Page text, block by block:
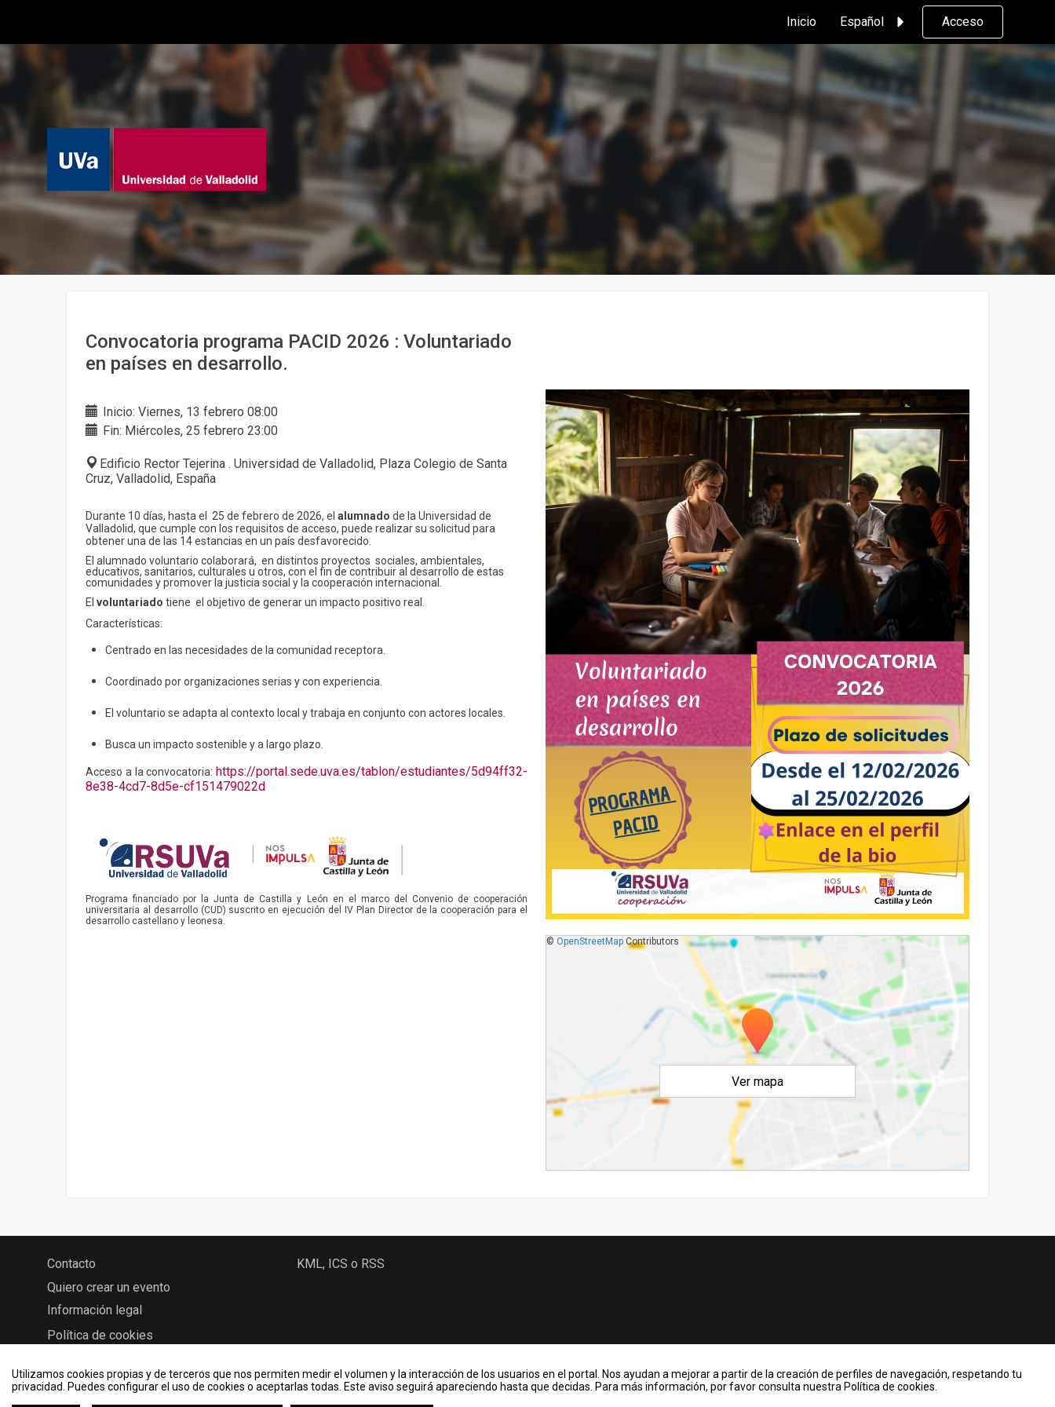
Utilizamos cookies propias y de terceros que nos permiten medir el volumen y la interacción de los usuarios en el portal. Nos ayudan a mejorar a partir de la creación de perfiles de navegación, respetando tu
privacidad. Puedes configurar el uso de cookies o aceptarlas todas. Este aviso seguirá apareciendo hasta que decidas. Para más información, por favor consulta nuestra Política de cookies.
Inicio Español Acceso
Convocatoria programa PACID 2026 : Voluntariado
en países en desarrollo.
Inicio: Viernes, 13 febrero 08:00
Fin: Miércoles, 25 febrero 23:00
Edificio Rector Tejerina . Universidad de Valladolid, Plaza Colegio de Santa
Cruz, Valladolid, España
Durante 10 días, hasta el 25 de febrero de 2026, el alumnado de la Universidad de
Valladolid, que cumple con los requisitos de acceso, puede realizar su solicitud para
obtener una de las 14 estancias en un país desfavorecido.
El alumnado voluntario colaborará, en distintos proyectos sociales, ambientales,
educativos, sanitarios, culturales u otros, con el fin de contribuir al desarrollo de estas
comunidades y promover la justicia social y la cooperación internacional.
El voluntariado tiene el objetivo de generar un impacto positivo real.
Características:
Centrado en las necesidades de la comunidad receptora.
Coordinado por organizaciones serias y con experiencia.
El voluntario se adapta al contexto local y trabaja en conjunto con actores locales.
Busca un impacto sostenible y a largo plazo.
Acceso a la convocatoria: https://portal.sede.uva.es/tablon/estudiantes/5d94ff32-
8e38-4cd7-8d5e-cf151479022d
Programa financiado por la Junta de Castilla y León en el marco del Convenio de cooperación
universitaria al desarrollo (CUD) suscrito en ejecución del IV Plan Director de la cooperación para el
desarrollo castellano y leonesa.
Ver mapa
© OpenStreetMapContributors
Contacto
Quiero crear un evento
Información legal
Política de cookies
KML, ICS o RSS
2026 © Eventos - Universidad de Valladolid